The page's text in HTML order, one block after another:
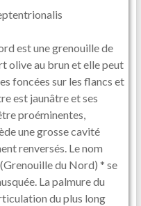
est une grenouille de
olive au brun et elle peut
foncées sur les flancs et
est jaunâtre et ses
proéminentes,
une grosse cavité
renversés. Le nom
du Nord) * se
La palmure du
du plus long